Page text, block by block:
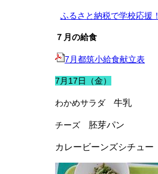
ふるさと納税で学校応援！
７月の給食
7月都筑小給食献立表
7月17日（金）
わかめサラダ 牛乳
チーズ 胚芽パン
カレービーンズシチュー